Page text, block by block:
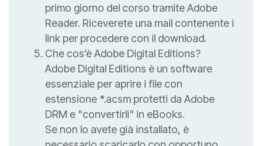
primo giorno del corso tramite Adobe
Reader. Riceverete una mail contenente i
link per procedere con il download.
Che cos’è Adobe Digital Editions?
Adobe Digital Editions è un software
essenziale per aprire i file con
estensione *.acsm protetti da Adobe
DRM e "convertirli" in eBooks.
Se non lo avete già installato, è